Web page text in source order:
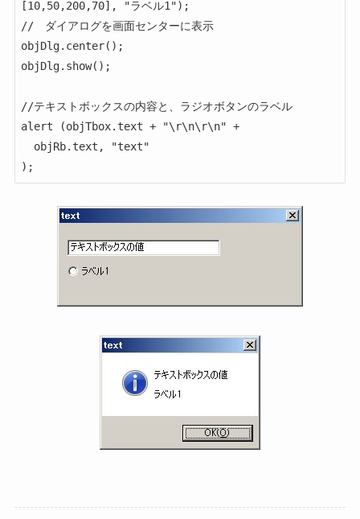
[10,50,200,70], "ラベル1");
//　ダイアログを画面センターに表示
objDlg.center();
objDlg.show();
//テキストボックスの内容と、ラジオボタンのラベル
alert (objTbox.text + "\r\n\r\n" +
);